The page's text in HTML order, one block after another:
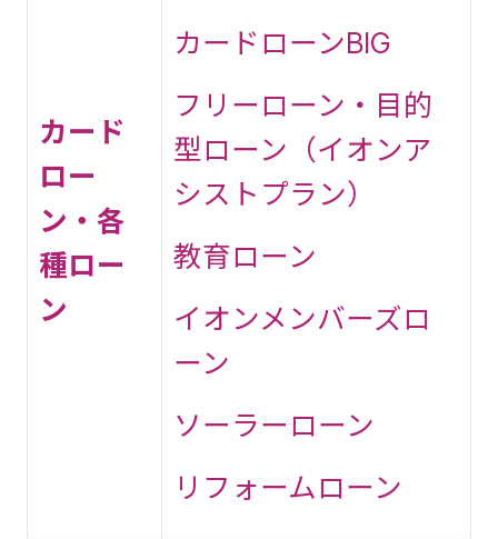
カード
ロー
ン・各
種ロー
ン
カードローンBIG
フリーローン・目的
型ローン（イオンア
シストプラン）
教育ローン
イオンメンバーズロ
ーン
ソーラーローン
リフォームローン